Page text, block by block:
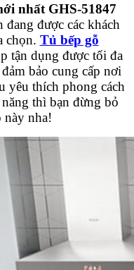
nhất GHS-51847
được các khách
chọn. Tủ bếp gỗ
tận dụng được tối đa
bảo cung cấp nơi
yêu thích phong cách
thì bạn đừng bỏ
này nha!